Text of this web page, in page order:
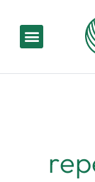
para
conteúdo
Menu